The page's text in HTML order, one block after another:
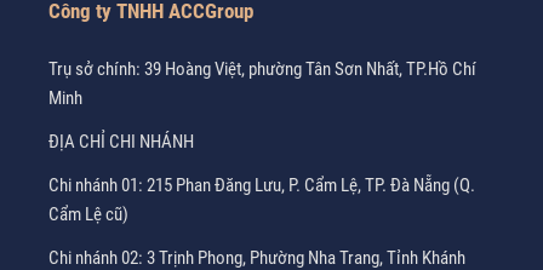
Công ty TNHH ACCGroup
Trụ sở chính: 39 Hoàng Việt, phường Tân Sơn Nhất, TP.Hồ Chí
Minh
ĐỊA CHỈ CHI NHÁNH
Chi nhánh 01: 215 Phan Đăng Lưu, P. Cẩm Lệ, TP. Đà Nẵng (Q.
Cẩm Lệ cũ)
Chi nhánh 02: 3 Trịnh Phong, Phường Nha Trang, Tỉnh Khánh